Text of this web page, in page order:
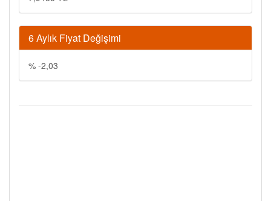
6 Aylık Fiyat Değişimi
% -2,03